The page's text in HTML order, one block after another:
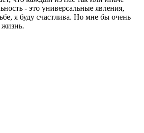
- это универсальные явления,
я буду счастлива. Но мне бы очень
жизнь.